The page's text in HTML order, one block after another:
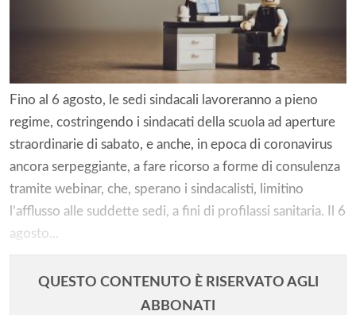
Fino al 6 agosto, le sedi sindacali lavoreranno a pieno
regime, costringendo i sindacati della scuola ad aperture
straordinarie di sabato, e anche, in epoca di coronavirus
ancora serpeggiante, a fare ricorso a forme di consulenza
tramite webinar, che, sperano i sindacalisti, limitino
l’afflusso alle suddette sedi, a fini di profilassi sanitaria. Il 6
agosto...
QUESTO CONTENUTO È RISERVATO AGLI
ABBONATI